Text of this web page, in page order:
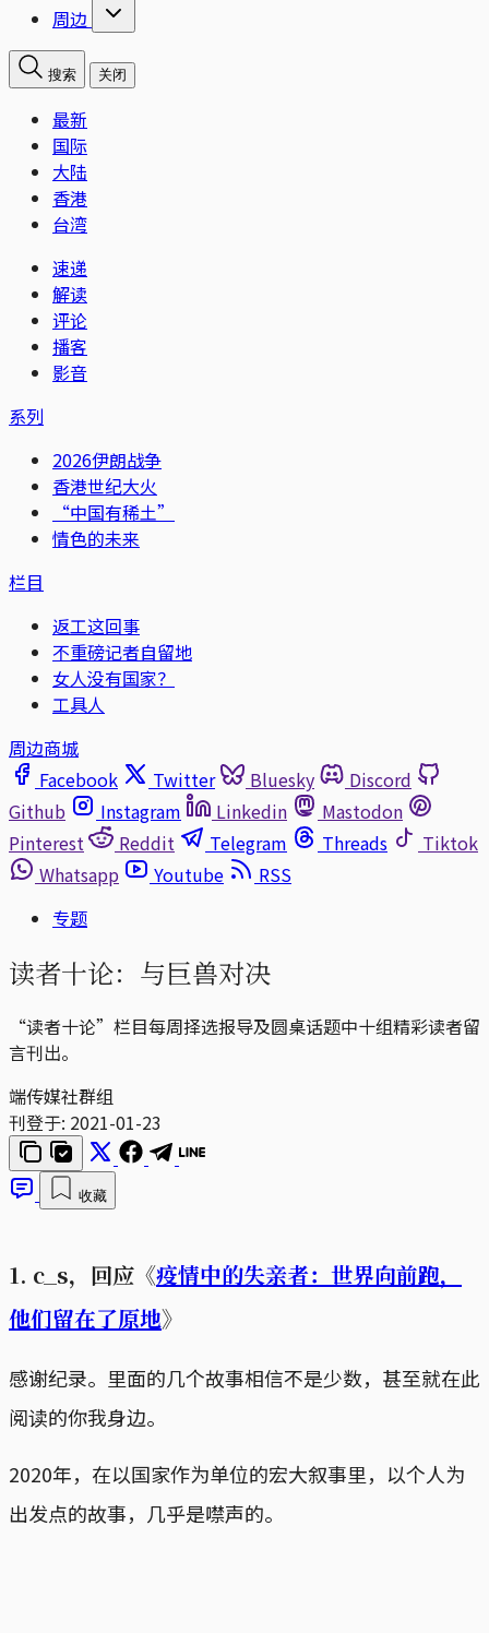
周边
搜索 关闭
最新
国际
大陆
香港
台湾
速递
解读
评论
播客
影音
系列
2026伊朗战争
香港世纪大火
“中国有稀土”
情色的未来
栏目
返工这回事
不重磅记者自留地
女人没有国家？
工具人
周边商城
Facebook
Twitter Bluesky
Discord
Github
Instagram Linkedin
Mastodon
Pinterest
Reddit Telegram Threads
Tiktok
Whatsapp
Youtube
RSS
专题
读者十论：与巨兽对决
“读者十论”栏目每周择选报导及圆桌话题中十组精彩读者留
言刊出。
端传媒社群组
刊登于: 2021-01-23
收藏
1. c_s，回应《疫情中的失亲者：世界向前跑，
他们留在了原地》
感谢纪录。里面的几个故事相信不是少数，甚至就在此
阅读的你我身边。
2020年，在以国家作为单位的宏大叙事里，以个人为
出发点的故事，几乎是噤声的。